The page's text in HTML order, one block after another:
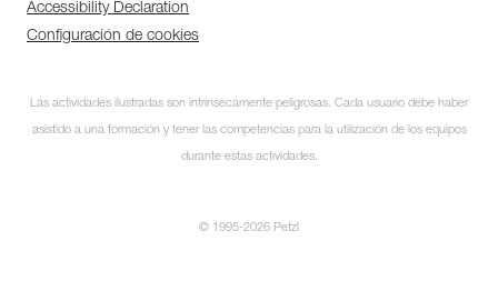
Accessibility Declaration
Configuración de cookies
Las actividades ilustradas son intrínsecamente peligrosas. Cada usuario debe haber
asistido a una formación y tener las competencias para la utilización de los equipos
durante estas actividades.
© 1995-2026 Petzl